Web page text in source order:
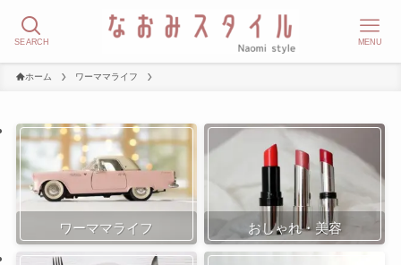
SEARCH MENU
ホーム ワーママライフ
ワーママライフ おしゃれ・美容